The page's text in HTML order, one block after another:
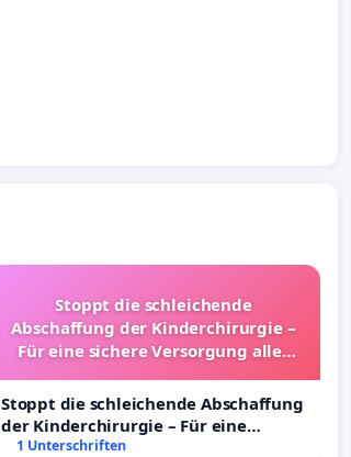
Stoppt die schleichende
Abschaffung der Kinderchirurgie –
Für eine sichere Versorgung aller
Stoppt die schleichende Abschaffung
der Kinderchirurgie – Für eine
sichere Versorgung aller Kinder in
1 Unterschriften